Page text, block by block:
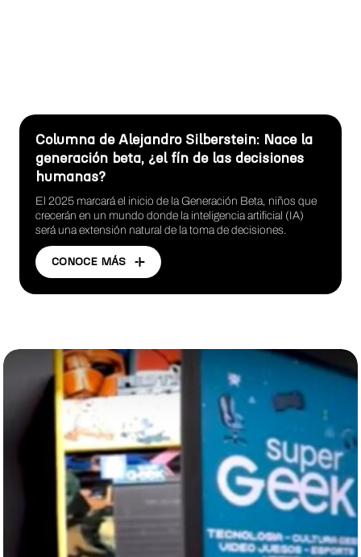
Columna de Alejandro Silberstein: Nace la
generación beta, ¿el fín de las decisiones
humanas?
El 2025 marcará el inicio de la Generación Beta, niños que
crecerán en un mundo donde la inteligencia artificial (IA)
será una extensión natural de la toma de decisiones.
CONOCE MÁS